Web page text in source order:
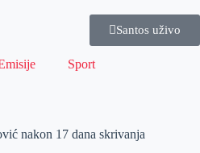
Santos uživo
Sport
nakon 17 dana skrivanja